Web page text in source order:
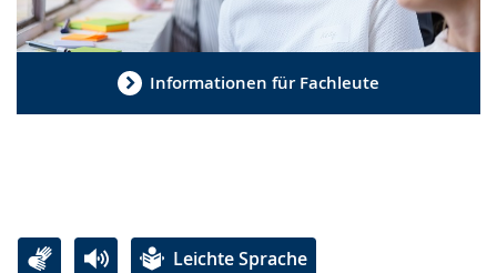
Informationen für Fachleute
Leichte Sprache